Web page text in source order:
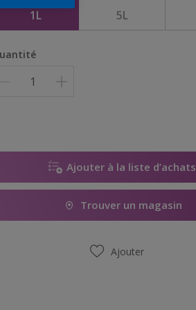
1L 5L
Ajouter à la liste d’achats
Trouver un magasin
Ajouter